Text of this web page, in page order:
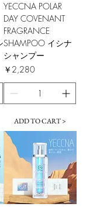
YECCNA POLAR
DAY COVENANT
FRAGRANCE
SHAMPOO イシナ
シャンプー
価格
￥2,280
ADD TO CART >